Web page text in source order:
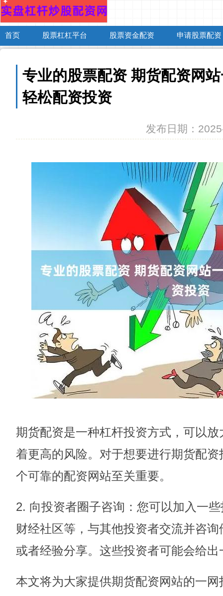
首页 股票杠杠平台 股票资金配资 申请股票配资
专业的股票配资 期货配资网
轻松配资投资
发布日期：
期货配资是一种杠杆投资方式，可以
着更高的风险。对于想要进行期货配
个可靠的配资网站至关重要。
2. 向投资者圈子咨询：您可以加入一
财经社区等，与其他投资者交流并咨
或者经验分享。这些投资者可能会给
本文将为大家提供期货配资网站的一